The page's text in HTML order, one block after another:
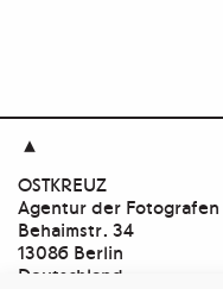

OSTKREUZ
Agentur der Fotografen
Behaimstr. 34
13086 Berlin
Deutschland